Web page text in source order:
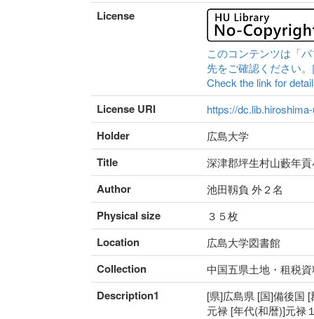
License
このコンテンツは「
先をご確認ください
Check the link for
License URI https://
Holder 広島大学
Title 深津郡坪生村山藪年
Author 池田靱負 外２名
Physical size ３５枚
Location 広島大学図書館
Collection 中国五県土地・租税
Description1
[県]広島県 [国]備後国
元禄 [年代(和暦)]元禄